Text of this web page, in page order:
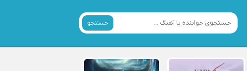
جستجو